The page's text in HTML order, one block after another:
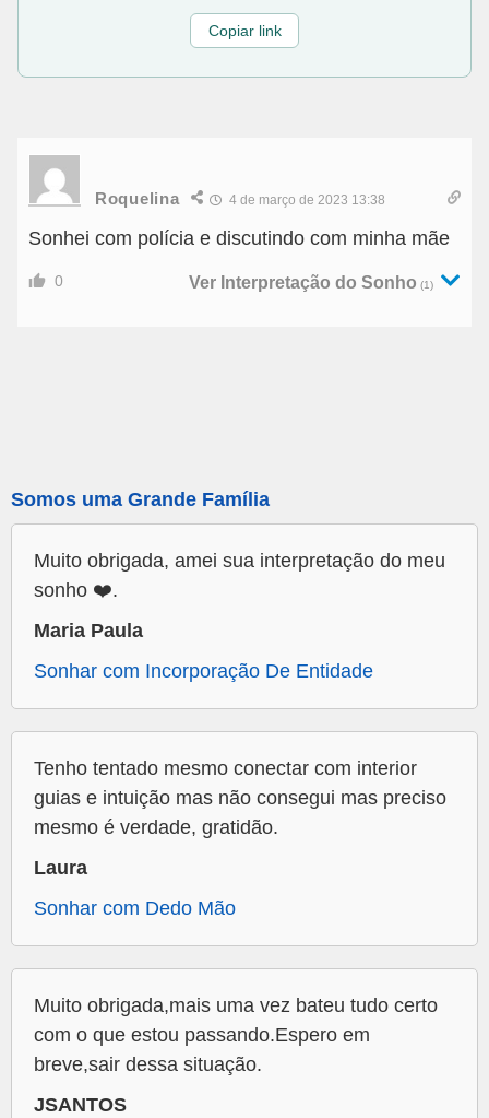
Copiar link
Roquelina 4 de março de 2023 13:38
Sonhei com polícia e discutindo com minha mãe
0 Ver Interpretação do Sonho (1)
Somos uma Grande Família
Muito obrigada, amei sua interpretação do meu
sonho ❤️.
Maria Paula
Sonhar com Incorporação De Entidade
Tenho tentado mesmo conectar com interior
guias e intuição mas não consegui mas preciso
mesmo é verdade, gratidão.
Laura
Sonhar com Dedo Mão
Muito obrigada,mais uma vez bateu tudo certo
com o que estou passando.Espero em
breve,sair dessa situação.
JSANTOS